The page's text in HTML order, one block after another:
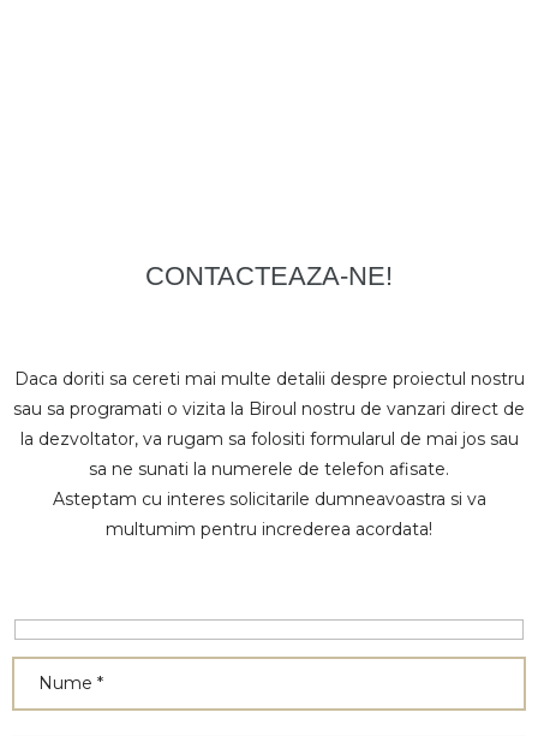
CONTACTEAZA-NE!
Daca doriti sa cereti mai multe detalii despre proiectul nostru
sau sa programati o vizita la Biroul nostru de vanzari direct de
la dezvoltator, va rugam sa folositi formularul de mai jos sau
sa ne sunati la numerele de telefon afisate.
Asteptam cu interes solicitarile dumneavoastra si va
multumim pentru increderea acordata!